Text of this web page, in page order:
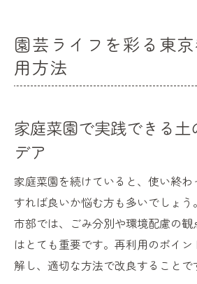
園芸ライフを彩る東
用方法
家庭菜園で実践できる土
デア
家庭菜園を続けていると、使い終
すれば良いか悩む方も多いでしょ
市部では、ごみ分別や環境配慮の
はとても重要です。再利用のポイ
解し、適切な方法で改良することで